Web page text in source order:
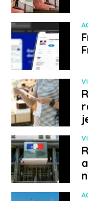
Les métiers en
calorifugeur,
mécanicien
plâtrier, grutier,
mécanicien de
revêtement